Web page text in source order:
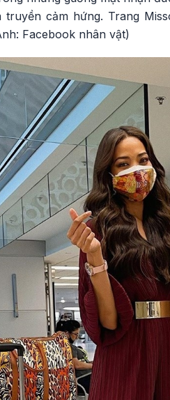
cảm hứng. Trang
Facebook nhân vật)